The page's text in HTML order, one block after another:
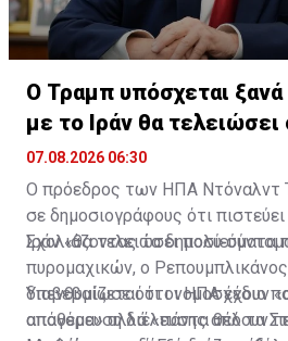
Ο Τραμπ υπόσχεται
με το Ιράν θα
07.08.2026 06:30
Ο πρόεδρος των ΗΠΑ Ντόναλντ
σε δημοσιογράφους ότι
Ιράν «θα τελειώσει πολύ
Σχολιάζοντας τα δημοσιεύματα
πυρομαχικών, ο
διαβεβαίωσε ότι οι ΗΠΑ έχουν
απόθεμα» αλλά «πάντα θέλουν
Υπενθυμίζεται ότι νομοσχέδιο
απαγόρευση διέλευσης από τα